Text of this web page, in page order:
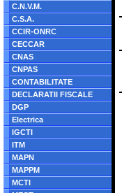
C.N.V.M.
C.S.A.
CCIR-ONRC
CECCAR
CNAS
CNPAS
CONTABILITATE
DECLARATII FISCALE
DGP
Electrica
IGCTI
ITM
MAPN
MAPPM
MCTI